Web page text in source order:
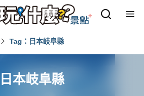
Tag：日本岐阜縣
日本岐阜縣